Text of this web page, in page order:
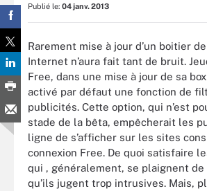
Publié le: 04 janv. 2013
Rarement mise à jour d’un boitier
Internet n’aura fait tant de bruit.
Free, dans une mise à jour de sa
activé par défaut une fonction de
publicités. Cette option, qui n’est
stade de la bêta, empêcherait les
ligne de s’afficher sur les sites
connexion Free. De quoi satisfaire
qui , généralement, se plaignent
qu’ils jugent trop intrusives. Mais,